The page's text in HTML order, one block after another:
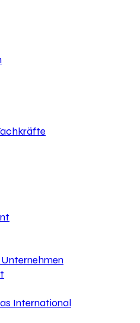
International